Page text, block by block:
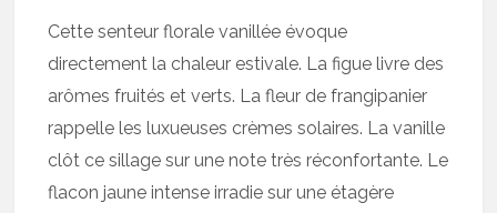
Cette senteur florale vanillée évoque
directement la chaleur estivale. La figue livre des
arômes fruités et verts. La fleur de frangipanier
rappelle les luxueuses crèmes solaires. La vanille
clôt ce sillage sur une note très réconfortante. Le
flacon jaune intense irradie sur une étagère